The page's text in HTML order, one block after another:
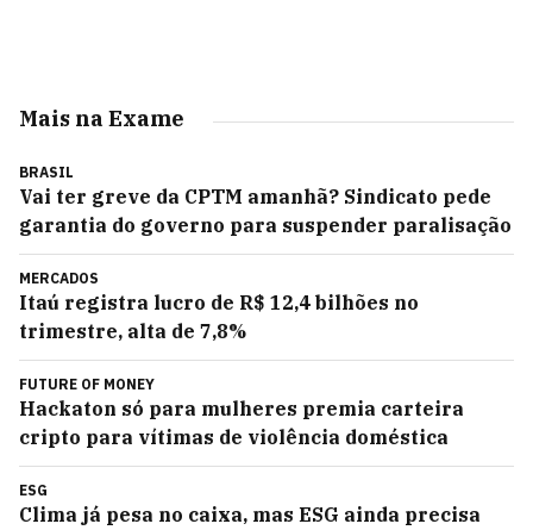
Mais na Exame
BRASIL
Vai ter greve da CPTM amanhã? Sindicato pede
garantia do governo para suspender paralisação
MERCADOS
Itaú registra lucro de R$ 12,4 bilhões no
trimestre, alta de 7,8%
FUTURE OF MONEY
Hackaton só para mulheres premia carteira
cripto para vítimas de violência doméstica
ESG
Clima já pesa no caixa, mas ESG ainda precisa